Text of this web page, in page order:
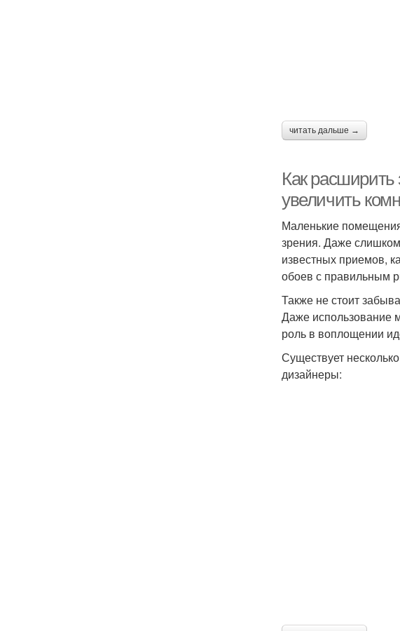
читать дальше →
Как расширить
увеличить
Маленькие
зрения. Даже
известных приемов,
обоев с правильным
Также не стоит
Даже использование
роль в воплощении
Существует
дизайнеры: